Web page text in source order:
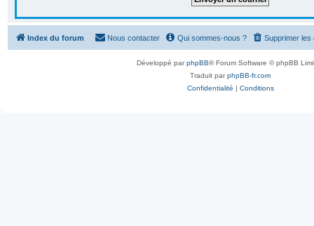
Index du forum Supprimer les
Qui sommes-nous ?
Nous contacter
Développé parphpBB® Forum Software © phpBB
Traduit parphpBB-fr.com
Confidentialité | Conditions